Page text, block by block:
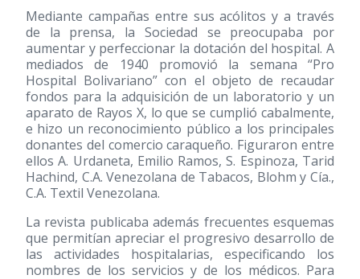
Mediante campañas entre sus acólitos y a través
de la prensa, la Sociedad se preocupaba por
aumentar y perfeccionar la dotación del hospital. A
mediados de 1940 promovió la semana “Pro
Hospital Bolivariano” con el objeto de recaudar
fondos para la adquisición de un laboratorio y un
aparato de Rayos X, lo que se cumplió cabalmente,
e hizo un reconocimiento público a los principales
donantes del comercio caraqueño. Figuraron entre
ellos A. Urdaneta, Emilio Ramos, S. Espinoza, Tarid
Hachind, C.A. Venezolana de Tabacos, Blohm y Cía.,
C.A. Textil Venezolana.
La revista publicaba además frecuentes esquemas
que permitían apreciar el progresivo desarrollo de
las actividades hospitalarias, especificando los
nombres de los servicios y de los médicos. Para